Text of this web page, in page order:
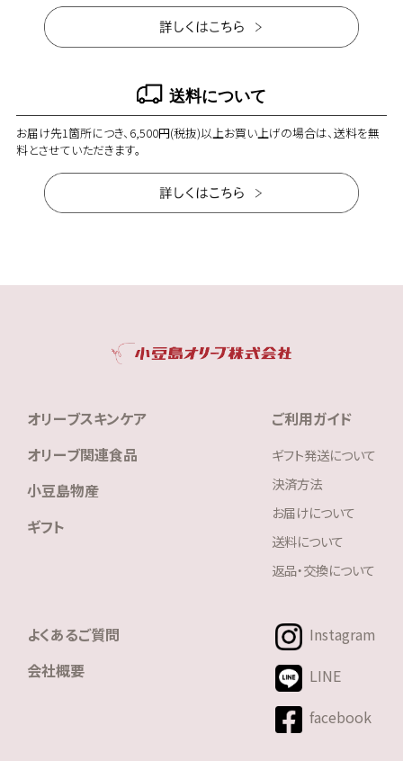
買い物かごに入れる送料について
お届け先1箇所につき、6,500円(税抜)以上お買い上げの場合は、送料を無
料とさせていただきます。
オリーブスキンケア
オリーブ関連食品
小豆島物産
ギフト
ご利用ガイド
ギフト発送について
決済方法
お届けについて
送料について
返品・交換について
よくあるご質問
会社概要
Instagram
LINE
facebook